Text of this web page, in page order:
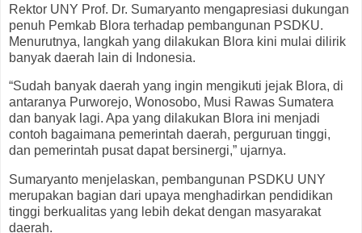
Rektor UNY Prof. Dr. Sumaryanto mengapresiasi dukungan
penuh Pemkab Blora terhadap pembangunan PSDKU.
Menurutnya, langkah yang dilakukan Blora kini mulai dilirik
banyak daerah lain di Indonesia.
“Sudah banyak daerah yang ingin mengikuti jejak Blora, di
antaranya Purworejo, Wonosobo, Musi Rawas Sumatera
dan banyak lagi. Apa yang dilakukan Blora ini menjadi
contoh bagaimana pemerintah daerah, perguruan tinggi,
dan pemerintah pusat dapat bersinergi,” ujarnya.
Sumaryanto menjelaskan, pembangunan PSDKU UNY
merupakan bagian dari upaya menghadirkan pendidikan
tinggi berkualitas yang lebih dekat dengan masyarakat
daerah.